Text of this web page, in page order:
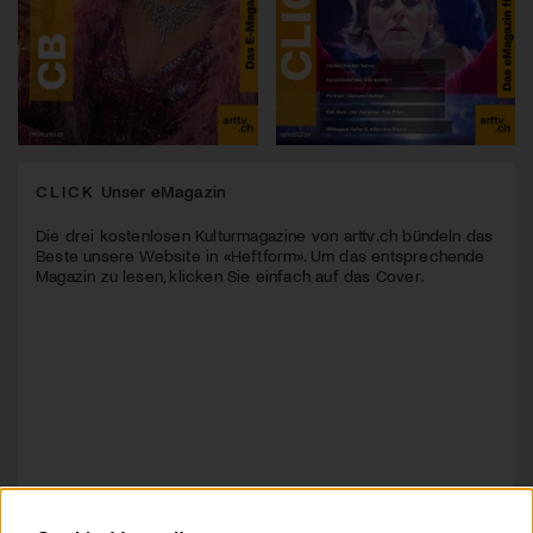
CLICK Unser eMagazin
Die drei kostenlosen Kulturmagazine von arttv.ch bündeln das
Beste unsere Website in «Heftform». Um das entsprechende
Magazin zu lesen, klicken Sie einfach auf das Cover.